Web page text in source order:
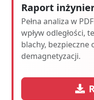
Raport
Pełna analiza w
wpływ odległości,
blachy, bezpieczne
demagnetyzacji.